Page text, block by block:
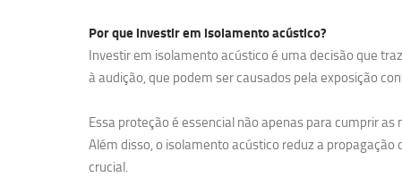
Por que investir em isolamento acústico?
Investir em isolamento acústico é uma decisão que
à audição, que podem ser causados pela exposição
Essa proteção é essencial não apenas para cumprir
Além disso, o isolamento acústico reduz a
crucial.